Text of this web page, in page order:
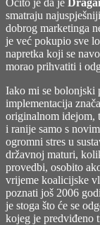
smatraju
dobrog marketinga
je već pokupio sve
napretka koji se
morao prihvatiti i
Iako mi se bolonjski
implementacija
originalnom idejom,
i ranije samo s
ogromni stres u
državnoj maturi,
provedbi, osobito
vrijeme koalicijske
poznati još 2006
je stoga što će se
kojeg je predviđeno